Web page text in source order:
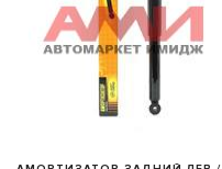
БЫСТРЫЙ ПРОСМОТР